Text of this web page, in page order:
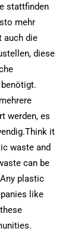
stattfinden
mehr
auch die
diese
werden, es
it
waste and
can be
plastic
like